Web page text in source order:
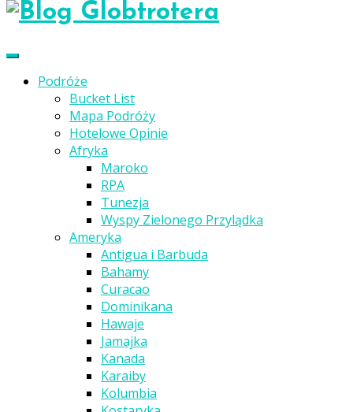
Podróże
Bucket List
Mapa Podróży
Hotelowe Opinie
Afryka
Maroko
RPA
Tunezja
Wyspy Zielonego Przylądka
Ameryka
Antigua i Barbuda
Bahamy
Curacao
Dominikana
Hawaje
Jamajka
Kanada
Karaiby
Kolumbia